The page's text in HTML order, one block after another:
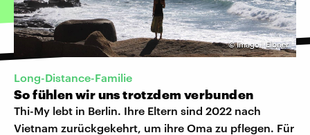
©Imago | Eibner
Long-Distance-Familie
So fühlen wir uns trotzdem verbunden
Thi-My lebt in Berlin. Ihre Eltern sind 2022 nach
Vietnam zurückgekehrt, um ihre Oma zu pflegen. Für